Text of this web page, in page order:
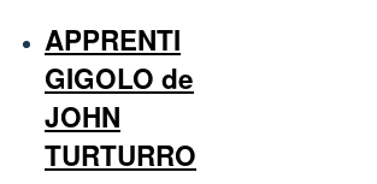
APPRENTI
GIGOLO de
JOHN
TURTURRO